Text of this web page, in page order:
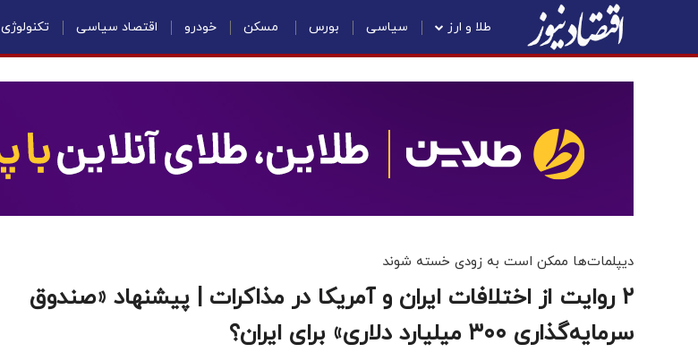
طلا و ارز سیاسی بورس مسکن خودرو اقتصاد سیاسی تکنولوژی
دیپلمات‌ها ممکن است به زودی خسته شوند
۲ روایت از اختلافات ایران و آمریکا در مذاکرات | پیشنهاد «صندوق
سرمایه‌گذاری ۳۰۰ میلیارد دلاری» برای ایران؟